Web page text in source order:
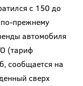
с 150 до
прежнему
автомобиля
(тариф
сообщается на
сверх